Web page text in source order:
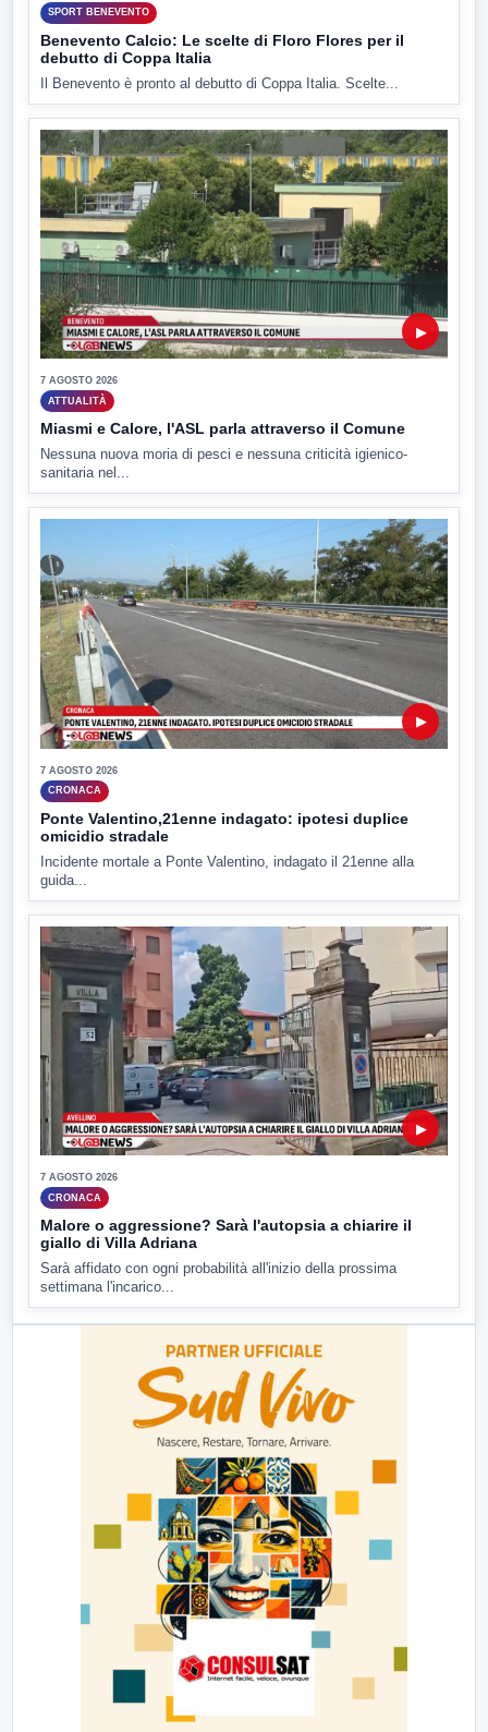
SPORT BENEVENTO
Benevento Calcio: Le scelte di Floro Flores per il
debutto di Coppa Italia
Il Benevento è pronto al debutto di Coppa Italia. Scelte...
▶
7 AGOSTO 2026
ATTUALITÀ
Miasmi e Calore, l'ASL parla attraverso il Comune
Nessuna nuova moria di pesci e nessuna criticità igienico-
sanitaria nel...
▶
7 AGOSTO 2026
CRONACA
Ponte Valentino,21enne indagato: ipotesi duplice
omicidio stradale
Incidente mortale a Ponte Valentino, indagato il 21enne alla
guida...
▶
7 AGOSTO 2026
CRONACA
Malore o aggressione? Sarà l'autopsia a chiarire il
giallo di Villa Adriana
Sarà affidato con ogni probabilità all'inizio della prossima
settimana l'incarico...